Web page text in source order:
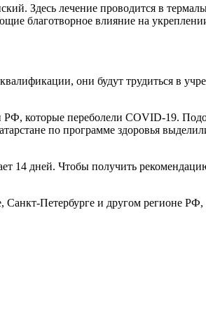
Здесь лечение проводится в
благотворное влияние на
они будут трудиться в
РФ, которые переболели COVID-19.
по программе здоровья
14 дней. Чтобы получить
Петербурге и другом регионе РФ,